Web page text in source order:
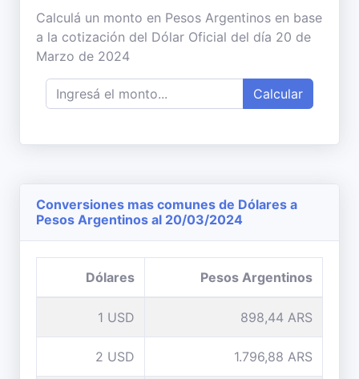
Calculá un monto en Pesos Argentinos en base
a la cotización del Dólar Oficial del día 20 de
Marzo de 2024
Calcular
Conversiones mas comunes de Dólares a
Pesos Argentinos al 20/03/2024
Dólares Pesos Argentinos
1 USD 898,44 ARS
2 USD 1.796,88 ARS